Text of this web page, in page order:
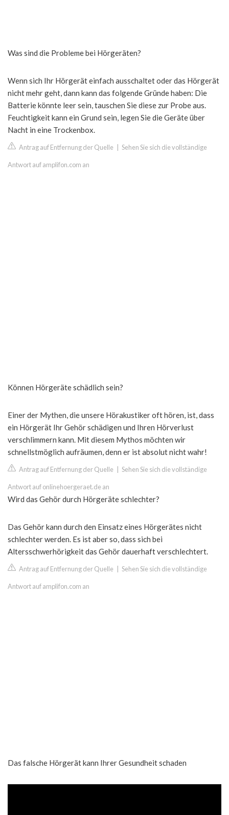
Was sind die Probleme bei Hörgeräten?
Wenn sich Ihr Hörgerät einfach ausschaltet oder das Hörgerät
nicht mehr geht, dann kann das folgende Gründe haben: Die
Batterie könnte leer sein, tauschen Sie diese zur Probe aus.
Feuchtigkeit kann ein Grund sein, legen Sie die Geräte über
Nacht in eine Trockenbox.
Antrag auf Entfernung der Quelle Sehen Sie sich die vollständige
Antwort auf amplifon.com an
Können Hörgeräte schädlich sein?
Einer der Mythen, die unsere Hörakustiker oft hören, ist, dass
ein Hörgerät Ihr Gehör schädigen und Ihren Hörverlust
verschlimmern kann. Mit diesem Mythos möchten wir
schnellstmöglich aufräumen, denn er ist absolut nicht wahr!
Antrag auf Entfernung der Quelle Sehen Sie sich die vollständige
Antwort auf onlinehoergeraet.de an
Wird das Gehör durch Hörgeräte schlechter?
Das Gehör kann durch den Einsatz eines Hörgerätes nicht
schlechter werden. Es ist aber so, dass sich bei
Altersschwerhörigkeit das Gehör dauerhaft verschlechtert.
Antrag auf Entfernung der Quelle Sehen Sie sich die vollständige
Antwort auf amplifon.com an
Das falsche Hörgerät kann Ihrer Gesundheit schaden